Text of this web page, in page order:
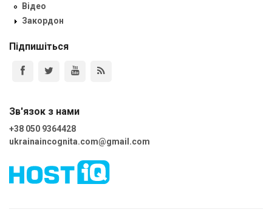
Відео
Закордон
Підпишіться
Зв'язок з нами
+38 050 9364428
ukrainaincognita.com@gmail.com